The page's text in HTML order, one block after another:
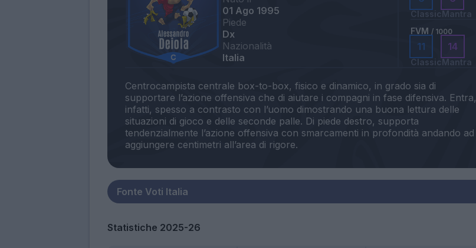
01 Ago 1995
Piede
Dx
Nazionalità
Italia
ClassicMantra
FVM / 1000
11
Classic
14
Mantra
Centrocampista centrale box-to-box, fisico e dinamico, in grado sia di
supportare l’azione offensiva che di aiutare i compagni in fase difensiva. Entra,
infatti, spesso a contrasto con l’uomo dimostrando una buona lettura delle
situazioni di gioco e delle seconde palle. Di piede destro, supporta
tendenzialmente l’azione offensiva con smarcamenti in profondità andando ad
Statistiche 2025-26